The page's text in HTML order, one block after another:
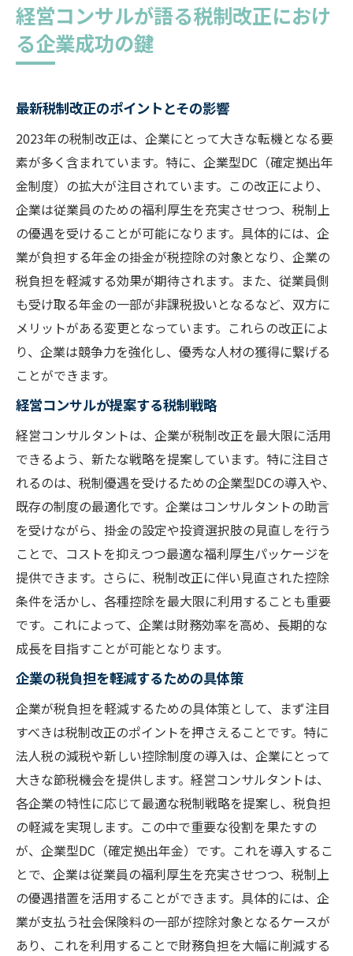
効果
企業が知っておくべき税制改正の重要事項
企業型DCがもたらす競争優位性
成功する企業型DC導入のステップ
経営コンサルが推奨するDC設計のポイント
企業型DC活用による従業員満足度向上
企業型DCと事業成長の相乗効果
競争力強化のための企業型DC最適化戦略
税制改正を活用した企業型DCの最新戦略を探る
税制改正が企業型DCに与える影響
新しい税制控除を活用したDC設計
経営コンサルが提案する税制適応策
企業型DCにおける税制優遇の最適活用法
税制改正と企業型DCの統合的なアプローチ
企業型DCを活用した財務戦略の刷新
経営コンサルタントが解説する税制改正の影響
と対策
税制改正が企業経営に及ぼす影響
経営コンサルタントの視点から見る対応策
税制改正に対応するための企業戦略
企業に必要な税制改正への準備
税制改正がもたらすリスクとその管理
経営コンサルタントによる税制対応のベス
トプラクティス
企業型DCを活用した人材確保と企業成長戦略
企業型DCが人材確保に与える影響
長期的な人材確保を実現するDC戦略
経営コンサルタントが提案する人材育成プ
ラン
企業型DCと人材育成の相乗効果
企業成長のための人材戦略とDCの活用
企業型DCを通じた人材ポートフォリオの最
適化
経営コンサルが提案する税制優遇措置の最大活
用術
経営コンサルが語る税制改正におけ
る企業成功の鍵
最新税制改正のポイントとその影響
2023年の税制改正は、企業にとって大きな転機となる要
素が多く含まれています。特に、企業型DC（確定拠出年
金制度）の拡大が注目されています。この改正により、
企業は従業員のための福利厚生を充実させつつ、税制上
の優遇を受けることが可能になります。具体的には、企
業が負担する年金の掛金が税控除の対象となり、企業の
税負担を軽減する効果が期待されます。また、従業員側
も受け取る年金の一部が非課税扱いとなるなど、双方に
メリットがある変更となっています。これらの改正によ
り、企業は競争力を強化し、優秀な人材の獲得に繋げる
ことができます。
経営コンサルが提案する税制戦略
経営コンサルタントは、企業が税制改正を最大限に活用
できるよう、新たな戦略を提案しています。特に注目さ
れるのは、税制優遇を受けるための企業型DCの導入や、
既存の制度の最適化です。企業はコンサルタントの助言
を受けながら、掛金の設定や投資選択肢の見直しを行う
ことで、コストを抑えつつ最適な福利厚生パッケージを
提供できます。さらに、税制改正に伴い見直された控除
条件を活かし、各種控除を最大限に利用することも重要
です。これによって、企業は財務効率を高め、長期的な
成長を目指すことが可能となります。
企業の税負担を軽減するための具体策
企業が税負担を軽減するための具体策として、まず注目
すべきは税制改正のポイントを押さえることです。特に
法人税の減税や新しい控除制度の導入は、企業にとって
大きな節税機会を提供します。経営コンサルタントは、
各企業の特性に応じて最適な税制戦略を提案し、税負担
の軽減を実現します。この中で重要な役割を果たすの
が、企業型DC（確定拠出年金）です。これを導入するこ
とで、企業は従業員の福利厚生を充実させつつ、税制上
の優遇措置を活用することができます。具体的には、企
業が支払う社会保険料の一部が控除対象となるケースが
あり、これを利用することで財務負担を大幅に削減する